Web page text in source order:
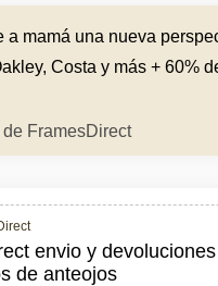
a mamá una nueva
Costa y más + 60%
FramesDirect
envio y
de anteojos